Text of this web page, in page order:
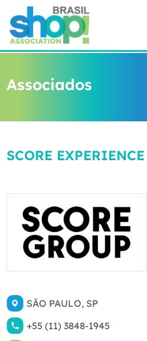
Associados
SCORE EXPERIENCE
SÃO PAULO, SP
+55 (11) 3848-1945